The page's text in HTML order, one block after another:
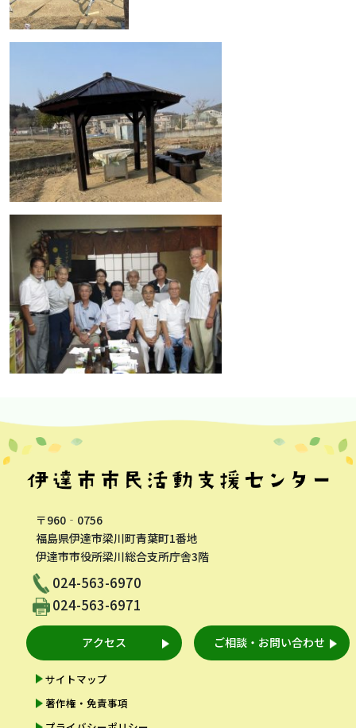
〒960‐0756
福島県伊達市梁川町青葉町1番地
伊達市市役所梁川総合支所庁舎3階
024-563-6970
024-563-6971
アクセス ご相談・お問い合わせ
サイトマップ
著作権・免責事項